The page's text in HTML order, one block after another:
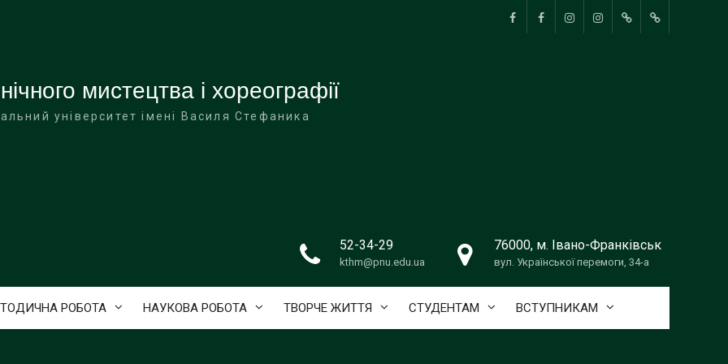
СценічнеХореографіяpnu_theatre_
АнсамбльUkrainedance_PNU
ВИРІШЕННЯ
мистецтва і хореографії
університет імені Василя Стефаника
52-34-29
kthm@pnu.edu.ua
76000, м. Івано-Франківськ
вул. Української перемоги, 34-а
РОБОТА НАУКОВА РОБОТА ТВОРЧЕ ЖИТТЯ СТУДЕНТАМ ВСТУПНИКАМ